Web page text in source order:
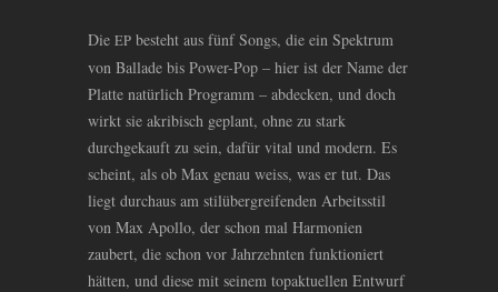
Die EP besteht aus fünf Songs, die ein Spektrum
von Ballade bis Power-Pop – hier ist der Name der
Platte natürlich Programm – abdecken, und doch
wirkt sie akribisch geplant, ohne zu stark
durchgekauft zu sein, dafür vital und modern. Es
scheint, als ob Max genau weiss, was er tut. Das
liegt durchaus am stilübergreifenden Arbeitsstil
von Max Apollo, der schon mal Harmonien
zaubert, die schon vor Jahrzehnten funktioniert
hätten, und diese mit seinem topaktuellen Entwurf